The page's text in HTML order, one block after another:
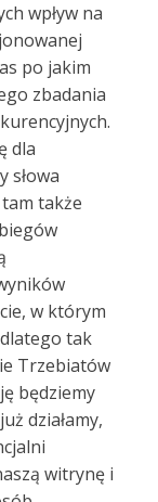
wpływ na
po jakim
zbadania
dla
słowa
także
w którym
dlatego tak
Trzebiatów
będziemy
działamy,
witrynę i